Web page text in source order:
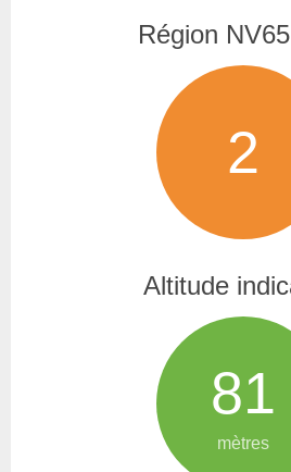
Région
2
Altitude
81
mètres